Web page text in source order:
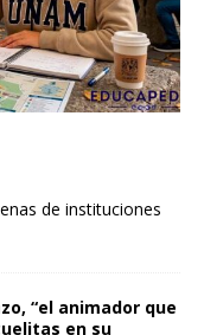
de instituciones
“el animador que
en su